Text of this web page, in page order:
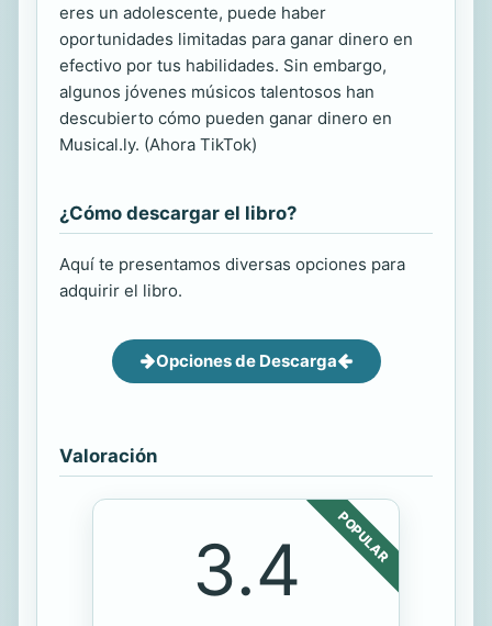
eres un adolescente, puede haber
oportunidades limitadas para ganar dinero en
efectivo por tus habilidades. Sin embargo,
algunos jóvenes músicos talentosos han
descubierto cómo pueden ganar dinero en
Musical.ly. (Ahora TikTok)
¿Cómo descargar el libro?
Aquí te presentamos diversas opciones para
adquirir el libro.
Opciones de Descarga
Valoración
POPULAR
3.4